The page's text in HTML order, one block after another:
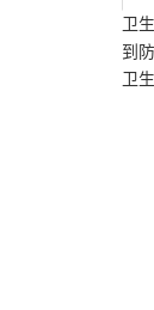
卫
到
卫